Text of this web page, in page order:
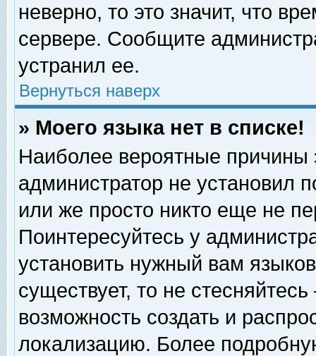
неверно, то это значит, что
сервере. Сообщите
устранил ее.
Вернуться наверх
» Моего языка нет в списке!
Наиболее вероятные причины
администратор не установил
или же просто никто еще не
Поинтересуйтесь у
установить нужный вам
существует, то не
возможность создать и
локализацию. Более